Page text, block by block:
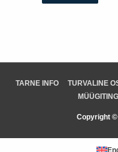
TARNE INFO TURVALINE
Copyright ©